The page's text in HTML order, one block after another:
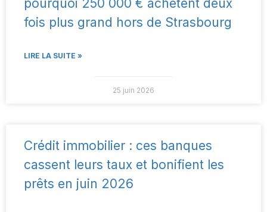
pourquoi 250 000 € achètent deux
fois plus grand hors de Strasbourg
LIRE LA SUITE »
25 juin 2026
Crédit immobilier : ces banques
cassent leurs taux et bonifient les
prêts en juin 2026